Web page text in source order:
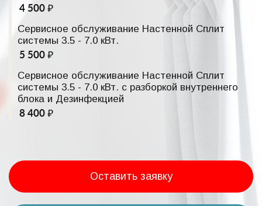
4 500 ₽
Сервисное обслуживание Настенной Сплит
системы 3.5 - 7.0 кВт.
5 500 ₽
Сервисное обслуживание Настенной Сплит
системы 3.5 - 7.0 кВт. с разборкой внутреннего
блока и Дезинфекцией
8 400 ₽
Оставить заявку